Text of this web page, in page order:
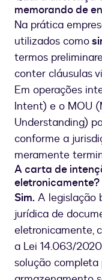
memorando de
Na prática
utilizados como
termos
conter cláusulas
Em operações
Intent) e o MOU
Understanding)
conforme a
meramente
A carta de
eletronicamente?
Sim. A legislação
jurídica de
eletronicamente,
a Lei 14.063/
solução completa